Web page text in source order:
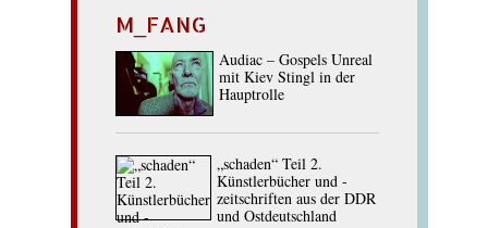
M_FANG
Audiac – Gospels Unreal
mit Kiev Stingl in der
Hauptrolle
„schaden“ Teil 2.
Künstlerbücher und -
zeitschriften aus der DDR
und Ostdeutschland